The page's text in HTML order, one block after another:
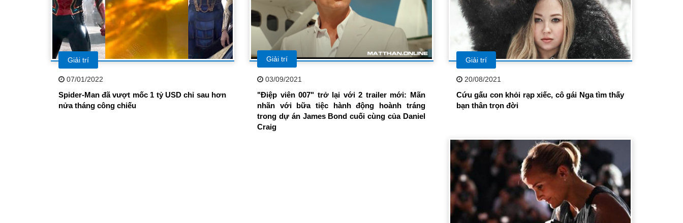
Giải trí
07/01/2022
Spider-Man đã vượt mốc 1 tỷ USD chỉ sau hơn
nửa tháng công chiếu
Giải trí
03/09/2021
"Điệp viên 007" trở lại với 2 trailer mới: Mãn
nhãn với bữa tiệc hành động hoành tráng
trong dự án James Bond cuối cùng của Daniel
Craig
Giải trí
20/08/2021
Cứu gấu con khỏi rạp xiếc, cô gái Nga tìm thấy
bạn thân trọn đời